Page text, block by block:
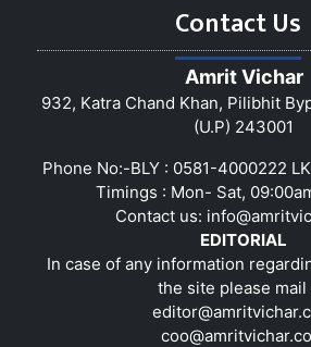
Contact Us
Amrit Vichar
932, Katra Chand Khan, Pilibhit
(U.P) 243001
Phone No:-BLY : 0581-4000222
Timings : Mon- Sat,
Contact us:
EDITORIAL
In case of any information
the site please mail